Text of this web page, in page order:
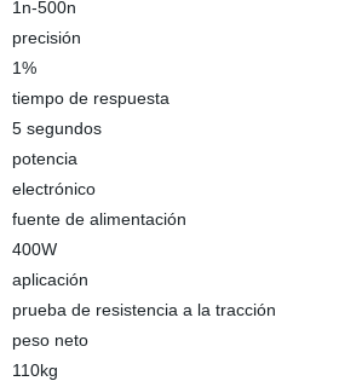
1n-500n
precisión
1%
tiempo de respuesta
5 segundos
potencia
electrónico
fuente de alimentación
400W
aplicación
prueba de resistencia a la tracción
peso neto
110kg